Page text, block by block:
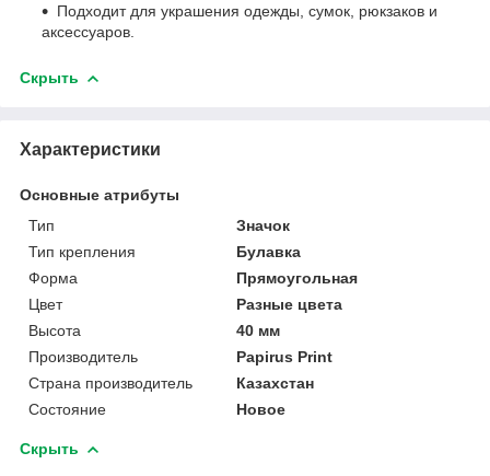
Подходит для украшения одежды, сумок, рюкзаков и
аксессуаров.
Скрыть
Характеристики
Основные атрибуты
Тип
Значок
Тип крепления
Булавка
Форма
Прямоугольная
Цвет
Разные цвета
Высота
40 мм
Производитель
Papirus Print
Страна производитель
Казахстан
Состояние
Новое
Скрыть